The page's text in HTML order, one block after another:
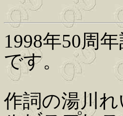
1998年50周
です。
作詞の湯川